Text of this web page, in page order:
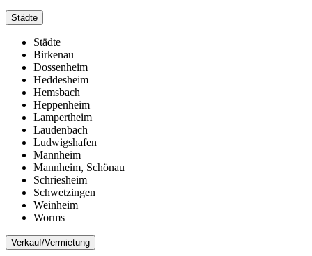
Städte
Städte
Birkenau
Dossenheim
Heddesheim
Hemsbach
Heppenheim
Lampertheim
Laudenbach
Ludwigshafen
Mannheim
Mannheim, Schönau
Schriesheim
Schwetzingen
Weinheim
Worms
Verkauf/Vermietung